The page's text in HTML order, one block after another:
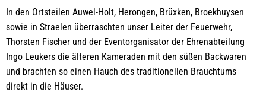
In den Ortsteilen Auwel-Holt, Herongen, Brüxken, Broekhuysen
sowie in Straelen überraschten unser Leiter der Feuerwehr,
Thorsten Fischer und der Eventorganisator der Ehrenabteilung
Ingo Leukers die älteren Kameraden mit den süßen Backwaren
und brachten so einen Hauch des traditionellen Brauchtums
direkt in die Häuser.